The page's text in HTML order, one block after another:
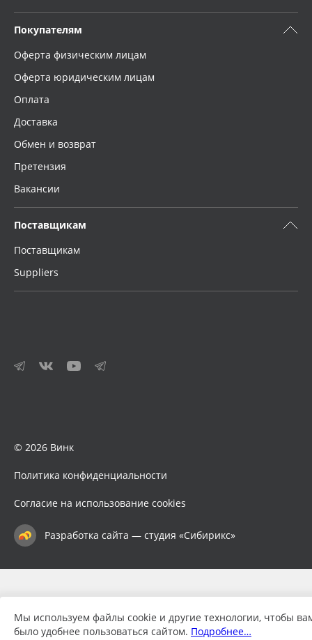
Покупателям
Оферта физическим лицам
Оферта юридическим лицам
Оплата
Доставка
Обмен и возврат
Претензия
Вакансии
Поставщикам
Поставщикам
Suppliers
© 2026 Винк
Политика конфиденциальности
Согласие на использование cookies
Разработка сайта — студия «Сибирикс»
Мы используем файлы cookie и другие технологии, чтобы
было удобнее пользоваться сайтом. Подробнее…